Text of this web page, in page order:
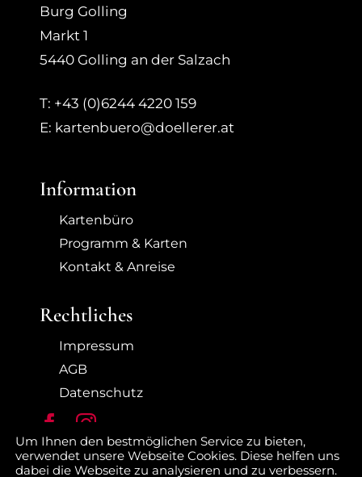
Burg Golling
Markt 1
5440 Golling an der Salzach
T: +43 (0)6244 4220 159
E: kartenbuero@doellerer.at
Information
Kartenbüro
Programm & Karten
Kontakt & Anreise
Rechtliches
Impressum
AGB
Datenschutz
Um Ihnen den bestmöglichen Service zu bieten,
verwendet unsere Webseite Cookies. Diese helfen uns
dabei die Webseite zu analysieren und zu verbessern.